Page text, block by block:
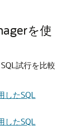
を使
試行を比較
たSQL
たSQL